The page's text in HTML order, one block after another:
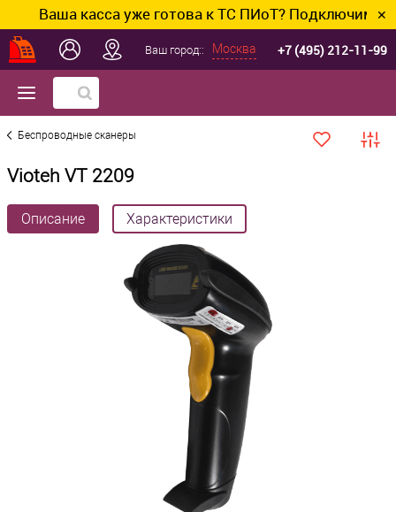
Ваша касса уже готова к ТС ПИоТ? Подключим и ✕
Ваш город:: Москва +7 (495) 212-11-99
Беспроводные сканеры
Vioteh VT 2209
Описание Характеристики